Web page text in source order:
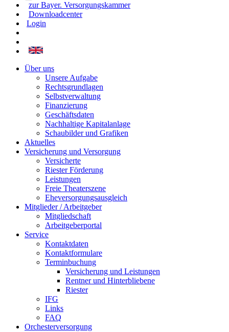
zur Bayer. Versorgungskammer
Downloadcenter
Login
Über uns
Unsere Aufgabe
Rechtsgrundlagen
Selbstverwaltung
Finanzierung
Geschäftsdaten
Nachhaltige Kapitalanlage
Schaubilder und Grafiken
Aktuelles
Versicherung und Versorgung
Versicherte
Riester Förderung
Leistungen
Freie Theaterszene
Eheversorgungsausgleich
Mitglieder / Arbeitgeber
Mitgliedschaft
Arbeitgeberportal
Service
Kontaktdaten
Kontaktformulare
Terminbuchung
Versicherung und Leistungen
Rentner und Hinterbliebene
Riester
IFG
Links
FAQ
Orchesterversorgung